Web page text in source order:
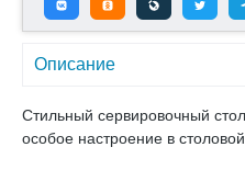
Описание
Стильный сервировочный
особое настроение в столовой